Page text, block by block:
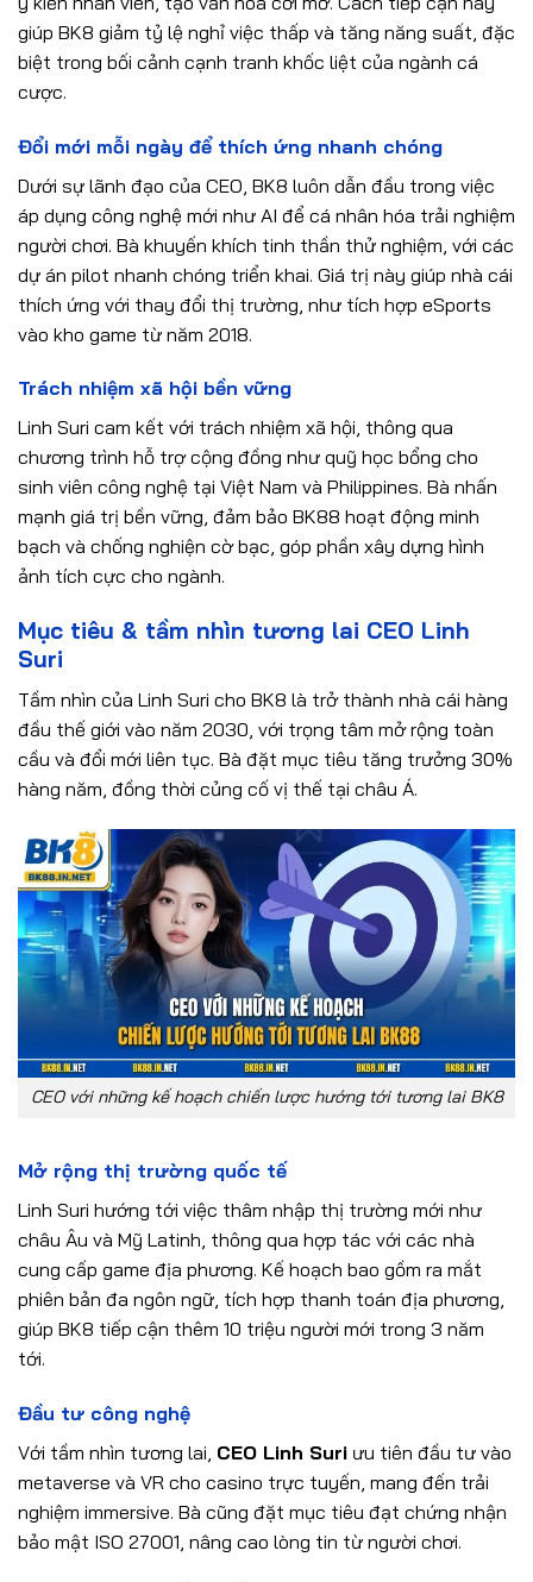
giúp BK8 giảm tỷ lệ nghỉ việc thấp và tăng năng suất, đặc
biệt trong bối cảnh cạnh tranh khốc liệt của ngành cá
cược.
Đổi mới mỗi ngày để thích ứng nhanh chóng
Dưới sự lãnh đạo của CEO, BK8 luôn dẫn đầu trong việc
áp dụng công nghệ mới như AI để cá nhân hóa trải nghiệm
người chơi. Bà khuyến khích tinh thần thử nghiệm, với các
dự án pilot nhanh chóng triển khai. Giá trị này giúp nhà cái
thích ứng với thay đổi thị trường, như tích hợp eSports
vào kho game từ năm 2018.
Trách nhiệm xã hội bền vững
Linh Suri cam kết với trách nhiệm xã hội, thông qua
chương trình hỗ trợ cộng đồng như quỹ học bổng cho
sinh viên công nghệ tại Việt Nam và Philippines. Bà nhấn
mạnh giá trị bền vững, đảm bảo BK88 hoạt động minh
bạch và chống nghiện cờ bạc, góp phần xây dựng hình
ảnh tích cực cho ngành.
Mục tiêu & tầm nhìn tương lai CEO Linh
Suri
Tầm nhìn của Linh Suri cho BK8 là trở thành nhà cái hàng
đầu thế giới vào năm 2030, với trọng tâm mở rộng toàn
cầu và đổi mới liên tục. Bà đặt mục tiêu tăng trưởng 30%
hàng năm, đồng thời củng cố vị thế tại châu Á.
CEO với những kế hoạch chiến lược hướng tới tương lai BK8
Mở rộng thị trường quốc tế
Linh Suri hướng tới việc thâm nhập thị trường mới như
châu Âu và Mỹ Latinh, thông qua hợp tác với các nhà
cung cấp game địa phương. Kế hoạch bao gồm ra mắt
phiên bản đa ngôn ngữ, tích hợp thanh toán địa phương,
giúp BK8 tiếp cận thêm 10 triệu người mới trong 3 năm
tới.
Đầu tư công nghệ
Với tầm nhìn tương lai, CEO Linh Suri ưu tiên đầu tư vào
metaverse và VR cho casino trực tuyến, mang đến trải
nghiệm immersive. Bà cũng đặt mục tiêu đạt chứng nhận
bảo mật ISO 27001, nâng cao lòng tin từ người chơi.